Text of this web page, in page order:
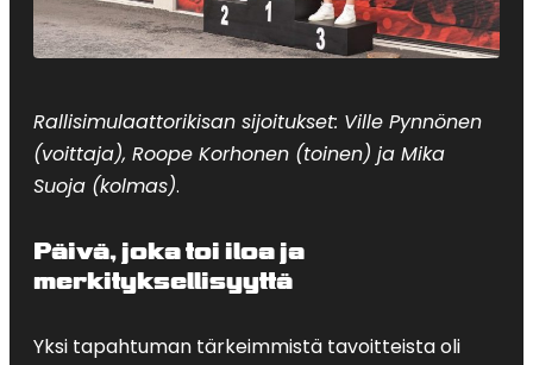
Rallisimulaattorikisan sijoitukset: Ville Pynnönen
(voittaja), Roope Korhonen (toinen) ja Mika
Suoja (kolmas).
Päivä, joka toi iloa ja
merkityksellisyyttä
Yksi tapahtuman tärkeimmistä tavoitteista oli